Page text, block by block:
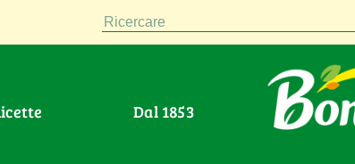
Ricercare
Ricette Dal 1853